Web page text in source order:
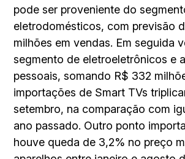
pode ser proveniente do
eletrodomésticos, com previsão
milhões em vendas. Em seguida
segmento de eletroeletrônicos e
pessoais, somando R$ 332
importações de Smart TVs
setembro, na comparação com
ano passado. Outro ponto
houve queda de 3,2% no preço